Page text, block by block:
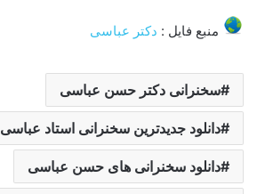
منبع فایل : دکتر عباسی
سخنرانی دکتر حسن عباسی
دانلود جدیدترین سخنرانی استاد عباسی
دانلود سخنرانی های حسن عباسی